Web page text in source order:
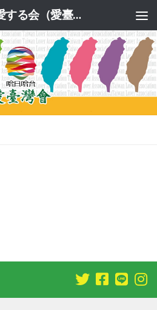
一般社団法人台湾を愛する会（愛臺灣會）公式サイト